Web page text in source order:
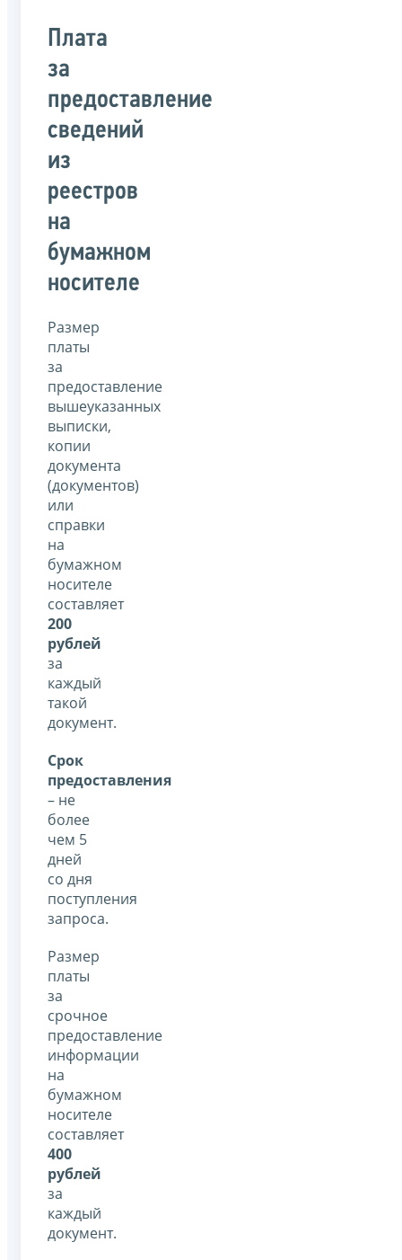
Плата
за
предоставление
сведений
из
реестров
на
бумажном
носителе
Размер
платы
за
предоставление
вышеуказанных
выписки,
копии
документа
(документов)
или
справки
на
бумажном
носителе
составляет
200
рублей
за
каждый
такой
документ.
Срок
предоставления
– не
более
чем 5
дней
со дня
поступления
запроса.
Размер
платы
за
срочное
предоставление
информации
на
бумажном
носителе
составляет
400
рублей
за
каждый
документ.